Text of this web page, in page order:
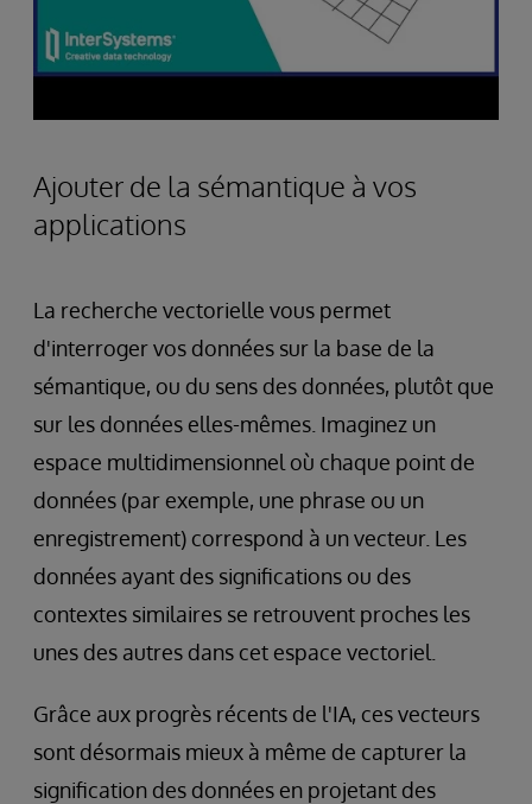
Ajouter de la sémantique à vos
applications
La recherche vectorielle vous permet
d'interroger vos données sur la base de la
sémantique, ou du sens des données, plutôt que
sur les données elles-mêmes. Imaginez un
espace multidimensionnel où chaque point de
données (par exemple, une phrase ou un
enregistrement) correspond à un vecteur. Les
données ayant des significations ou des
contextes similaires se retrouvent proches les
unes des autres dans cet espace vectoriel.
Grâce aux progrès récents de l'IA, ces vecteurs
sont désormais mieux à même de capturer la
signification des données en projetant des